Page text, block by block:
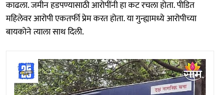
काढला. जमीन हडपण्यासाठी आरोपींनी हा कट रचला होता. पीडित
महिलेवर आरोपी एकतर्फी प्रेम करत होता. या गुन्ह्यामध्ये आरोपीच्या
बायकोने त्याला साथ दिली.